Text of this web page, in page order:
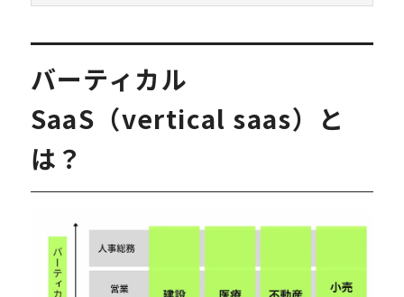
バーティカル
SaaS（vertical saas）と
は？